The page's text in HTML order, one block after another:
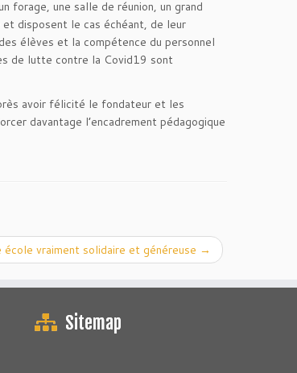
forage, une salle de réunion, un grand
disposent le cas échéant, de leur
élèves et la compétence du personnel
de lutte contre la Covid19 sont
avoir félicité le fondateur et les
davantage l’encadrement pédagogique
école vraiment solidaire et généreuse →
Sitemap